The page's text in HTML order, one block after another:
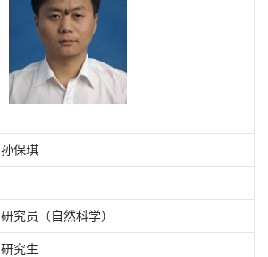
孙保琪
研究员（自然科学）
研究生